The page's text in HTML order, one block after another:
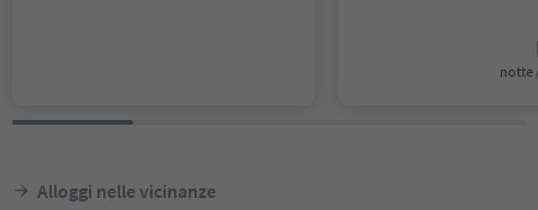
notte
Alloggi nelle vicinanze